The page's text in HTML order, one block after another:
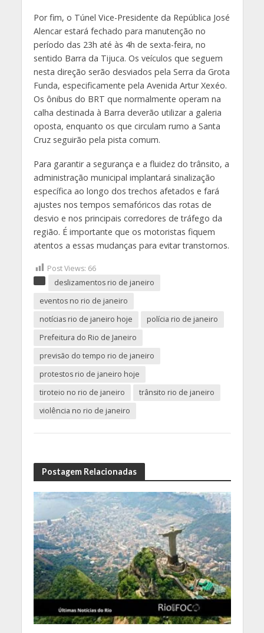
Por fim, o Túnel Vice-Presidente da República José
Alencar estará fechado para manutenção no
período das 23h até às 4h de sexta-feira, no
sentido Barra da Tijuca. Os veículos que seguem
nesta direção serão desviados pela Serra da Grota
Funda, especificamente pela Avenida Artur Xexéo.
Os ônibus do BRT que normalmente operam na
calha destinada à Barra deverão utilizar a galeria
oposta, enquanto os que circulam rumo a Santa
Cruz seguirão pela pista comum.
Para garantir a segurança e a fluidez do trânsito, a
administração municipal implantará sinalização
específica ao longo dos trechos afetados e fará
ajustes nos tempos semafóricos das rotas de
desvio e nos principais corredores de tráfego da
região. É importante que os motoristas fiquem
atentos a essas mudanças para evitar transtornos.
Post Views: 66
deslizamentos rio de janeiro
eventos no rio de janeiro
notícias rio de janeiro hoje
polícia rio de janeiro
Prefeitura do Rio de Janeiro
previsão do tempo rio de janeiro
protestos rio de janeiro hoje
tiroteio no rio de janeiro
trânsito rio de janeiro
violência no rio de janeiro
Postagem Relacionadas